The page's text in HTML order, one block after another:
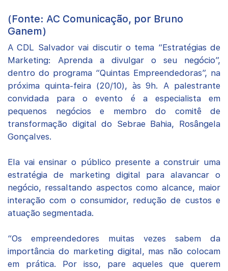
(Fonte: AC Comunicação, por Bruno
Ganem)
A CDL Salvador vai discutir o tema “Estratégias de
Marketing: Aprenda a divulgar o seu negócio”,
dentro do programa “Quintas Empreendedoras”, na
próxima quinta-feira (20/10), às 9h. A palestrante
convidada para o evento é a especialista em
pequenos negócios e membro do comitê de
transformação digital do Sebrae Bahia, Rosângela
Gonçalves.
Ela vai ensinar o público presente a construir uma
estratégia de marketing digital para alavancar o
negócio, ressaltando aspectos como alcance, maior
interação com o consumidor, redução de custos e
atuação segmentada.
“Os empreendedores muitas vezes sabem da
importância do marketing digital, mas não colocam
em prática. Por isso, pare aqueles que querem